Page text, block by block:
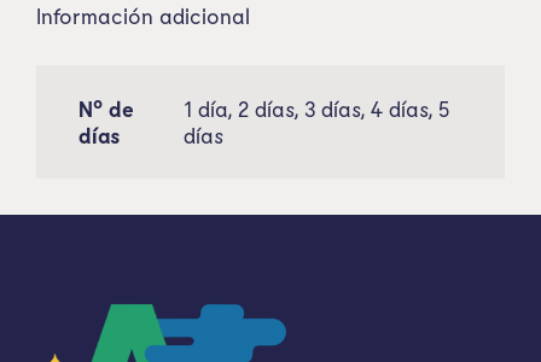
Información adicional
Nº de
días
1 día, 2 días, 3 días, 4 días, 5
días